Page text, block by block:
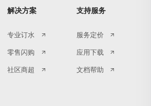
解决方案
专业订水
零售闪购
社区商超
支持服务
服务定价
应用下载
文档帮助